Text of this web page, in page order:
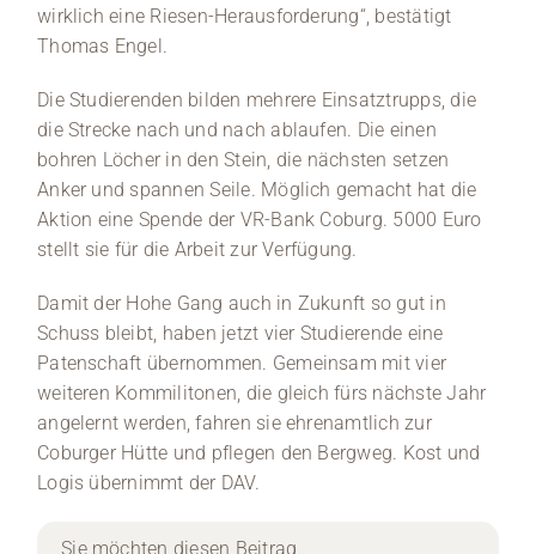
wirklich eine Riesen-Herausforderung“, bestätigt
Thomas Engel.
Die Studierenden bilden mehrere Einsatztrupps, die
die Strecke nach und nach ablaufen. Die einen
bohren Löcher in den Stein, die nächsten setzen
Anker und spannen Seile. Möglich gemacht hat die
Aktion eine Spende der VR-Bank Coburg. 5000 Euro
stellt sie für die Arbeit zur Verfügung.
Damit der Hohe Gang auch in Zukunft so gut in
Schuss bleibt, haben jetzt vier Studierende eine
Patenschaft übernommen. Gemeinsam mit vier
weiteren Kommilitonen, die gleich fürs nächste Jahr
angelernt werden, fahren sie ehrenamtlich zur
Coburger Hütte und pflegen den Bergweg. Kost und
Logis übernimmt der DAV.
Sie möchten diesen Beitrag